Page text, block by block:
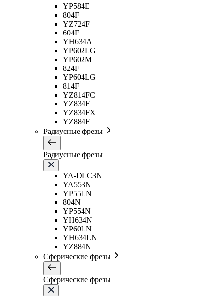
YP584E
804F
YZ724F
604F
YH634A
YP602LG
YP602M
824F
YP604LG
814F
YZ814FC
YZ834F
YZ834FX
YZ884F
Радиусные фрезы
Радиусные фрезы
YA-DLC3N
YA553N
YP55LN
804N
YP554N
YH634N
YP60LN
YH634LN
YZ884N
Сферические фрезы
Сферические фрезы